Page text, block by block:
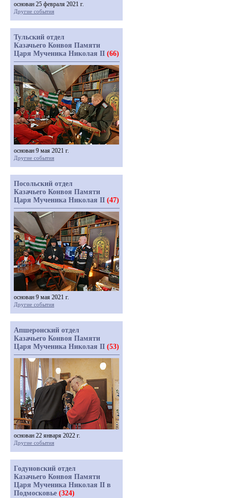
основан 25 февраля 2021 г.
Другие события
Тульский отдел
Казачьего Конвоя Памяти
Царя Мученика Николая II (66)
основан 9 мая 2021 г.
Другие события
Посольский отдел
Казачьего Конвоя Памяти
Царя Мученика Николая II (47)
основан 9 мая 2021 г.
Другие события
Апшеронский отдел
Казачьего Конвоя Памяти
Царя Мученика Николая II (53)
основан 22 января 2022 г.
Другие события
Годуновский отдел
Казачьего Конвоя Памяти
Царя Мученика Николая II в
Подмосковье (324)